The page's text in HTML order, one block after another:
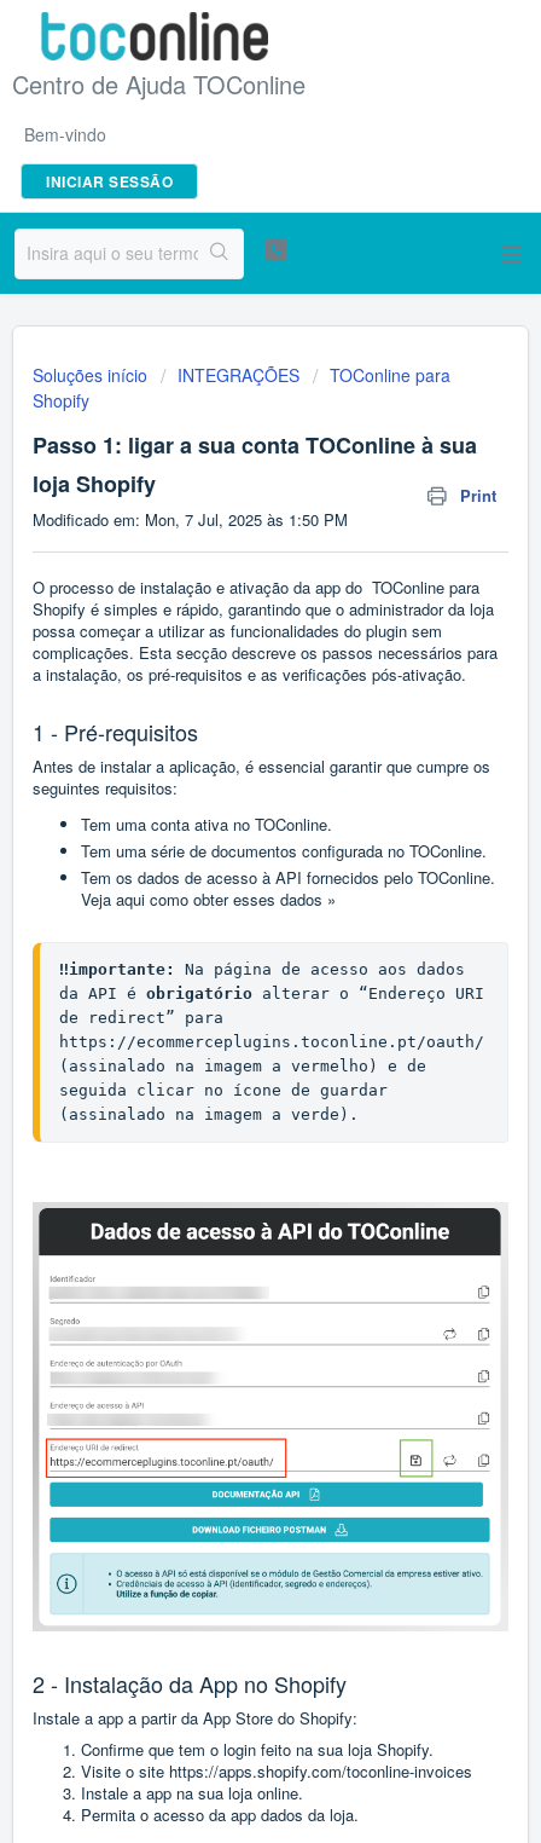
Centro de Ajuda TOConline
Bem-vindo
INICIAR SESSÃO
Soluções início INTEGRAÇÕES
TOConline para
Shopify
Passo 1: ligar a sua conta TOConline à sua
loja Shopify
Print
Modificado em: Mon, 7 Jul, 2025 às 1:50 PM
O processo de instalação e ativação da app do TOConline para
Shopify é simples e rápido, garantindo que o administrador da loja
possa começar a utilizar as funcionalidades do plugin sem
complicações. Esta secção descreve os passos necessários para
a instalação, os pré-requisitos e as verificações pós-ativação.
1 - Pré-requisitos
Antes de instalar a aplicação, é essencial garantir que cumpre os
seguintes requisitos:
Tem uma conta ativa no TOConline.
Tem uma série de documentos configurada no TOConline.
Tem os dados de acesso à API fornecidos pelo TOConline.
Veja aqui como obter esses dados »
‼️importante:
Na página de acesso aos dados
da API é obrigatório alterar o “Endereço URI
https://ecommerceplugins.toconline.pt/oauth/
(assinalado na imagem a vermelho) e de
seguida clicar no ícone de guardar
(assinalado na imagem a verde).
2 - Instalação da App no Shopify
Instale a app a partir da App Store do Shopify:
Confirme que tem o login feito na sua loja Shopify.
Visite o site https://apps.shopify.com/toconline-invoices
Instale a app na sua loja online.
Permita o acesso da app dados da loja.